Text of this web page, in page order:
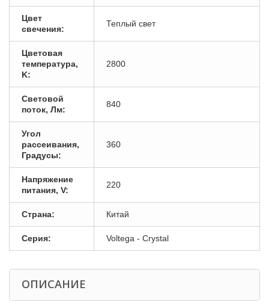
Цвет
свечения:
Теплый свет
Цветовая
температура,
K:
2800
Световой
поток, Лм:
840
Угол
рассеивания,
Градусы:
360
Напряжение
питания, V:
220
Страна: Китай
Серия: Voltega - Crystal
ОПИСАНИЕ